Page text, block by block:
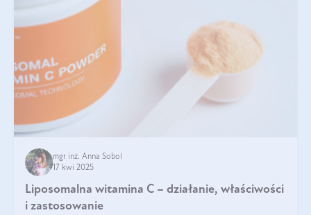
mgr inż. Anna Sobol
17 kwi 2025
Liposomalna witamina C – działanie, właściwości
i zastosowanie